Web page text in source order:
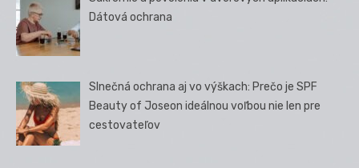
Dátová ochrana
Slnečná ochrana aj vo výškach: Prečo je SPF
Beauty of Joseon ideálnou voľbou nie len pre
cestovateľov